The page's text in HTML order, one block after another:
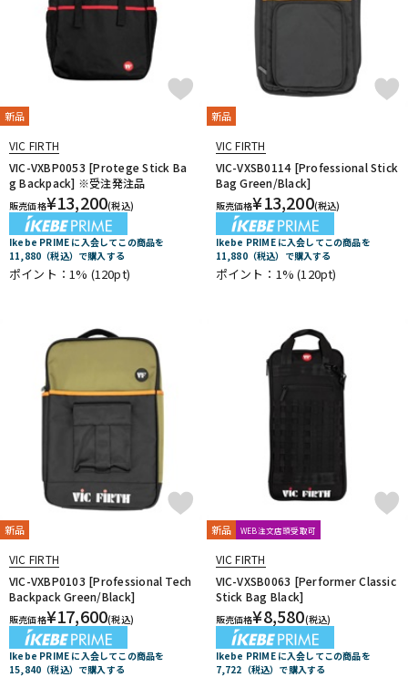
新品
VIC FIRTH
VIC-VXBP0053 [Protege Stick Ba
g Backpack] ※受注発注品
販売価格¥13,200(税込)
Ikebe PRIME に入会してこの商品を
11,880（税込）で購入する
ポイント：1% (120pt)
新品
VIC FIRTH
VIC-VXSB0114 [Professional Stick
Bag Green/Black]
販売価格¥13,200(税込)
Ikebe PRIME に入会してこの商品を
11,880（税込）で購入する
ポイント：1%(120pt)
新品
VIC FIRTH
VIC-VXBP0103 [Professional Tech
Backpack Green/Black]
販売価格¥17,600(税込)
Ikebe PRIME に入会してこの商品を
15,840（税込）で購入する
新品 WEB注文店頭受取可
VIC FIRTH
VIC-VXSB0063 [Performer Classic
Stick Bag Black]
販売価格¥8,580(税込)
Ikebe PRIME に入会してこの商品を
7,722（税込）で購入する